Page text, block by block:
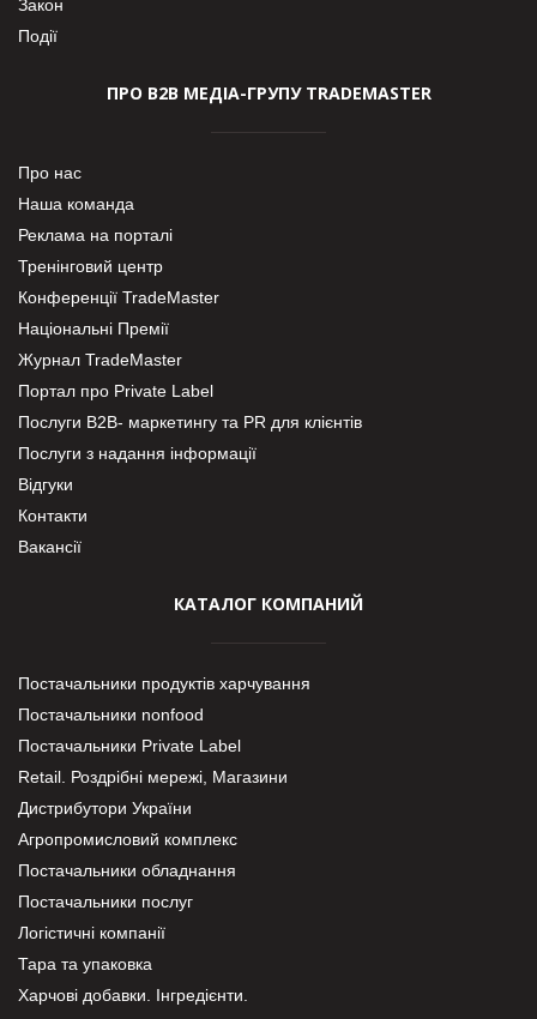
Закон
Події
ПРО В2В МЕДІА-ГРУПУ TRADEMASTER
Про нас
Наша команда
Реклама на порталі
Тренінговий центр
Конференції TradeMaster
Національні Премії
Журнал TradeMaster
Портал про Private Label
Послуги В2В- маркетингу та PR для клієнтів
Послуги з надання інформації
Відгуки
Контакти
Вакансії
КАТАЛОГ КОМПАНИЙ
Постачальники продуктів харчування
Постачальники nonfood
Постачальники Private Label
Retail. Роздрібні мережі, Магазини
Дистрибутори України
Агропромисловий комплекс
Постачальники обладнання
Постачальники послуг
Логістичні компанії
Тара та упаковка
Харчові добавки. Інгредієнти.